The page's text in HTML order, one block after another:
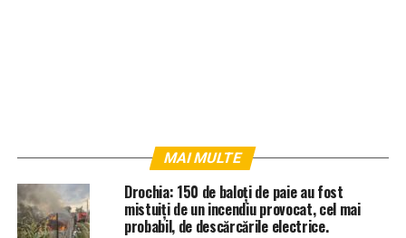
MAI MULTE
Drochia: 150 de baloți de paie au fost
mistuiți de un incendiu provocat, cel mai
probabil, de descărcările electrice.